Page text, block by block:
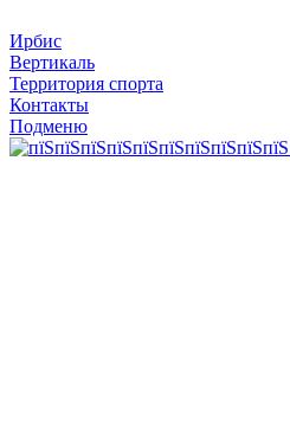
Ирбис
Вертикаль
Территория спорта
Контакты
Подменю